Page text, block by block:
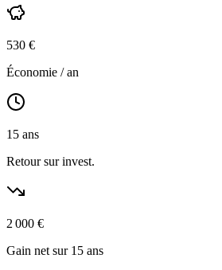
530 €
Économie / an
15 ans
Retour sur invest.
2 000 €
Gain net sur 15 ans